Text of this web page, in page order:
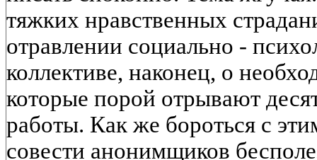
тяжких нравственных
отравлении социально -
коллективе, наконец, о
которые порой отрывают
работы. Как же бороться с
совести анонимщиков